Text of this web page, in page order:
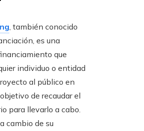
, también conocido
es una
que
individuo o entidad
al público en
de recaudar el
para llevarlo a cabo.
cambio de su